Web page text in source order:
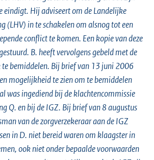
eindigt. Hij adviseert om de Landelijke
(LHV) in te schakelen om alsnog tot een
conflict te komen. Een kopie van deze
B. heeft vervolgens gebeld met de
te bemiddelen. Bij brief van 13 juni 2006
mogelijkheid te zien om te bemiddelen
was ingediend bij de klachtencommissie
Q. en bij de IGZ. Bij brief van 8 augustus
van de zorgverzekeraar aan de IGZ
in D. niet bereid waren om klaagster in
ook niet onder bepaalde voorwaarden